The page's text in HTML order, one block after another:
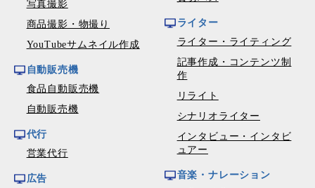
写真撮影
商品撮影・物撮り
YouTubeサムネイル作成
自動販売機
食品自動販売機
自動販売機
代行
営業代行
広告
ライター
ライター・ライティング
記事作成・コンテンツ制
作
リライト
シナリオライター
インタビュー・インタビ
ュアー
音楽・ナレーション